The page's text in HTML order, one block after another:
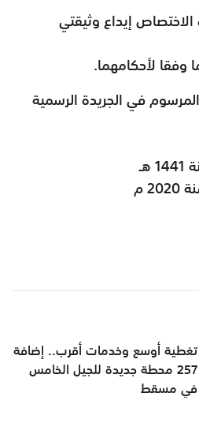
الاختصاص إيداع وثيقتي
وفقا لأحكامهما.
في الجريدة الرسمية
تغطية أوسع وخدمات أقرب.. إضافة
257 محطة جديدة للجيل الخامس
في مسقط